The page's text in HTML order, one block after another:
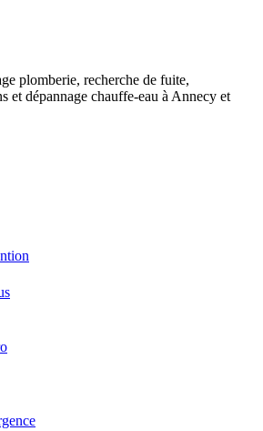
plomberie, recherche de fuite,
et dépannage chauffe-eau à Annecy et